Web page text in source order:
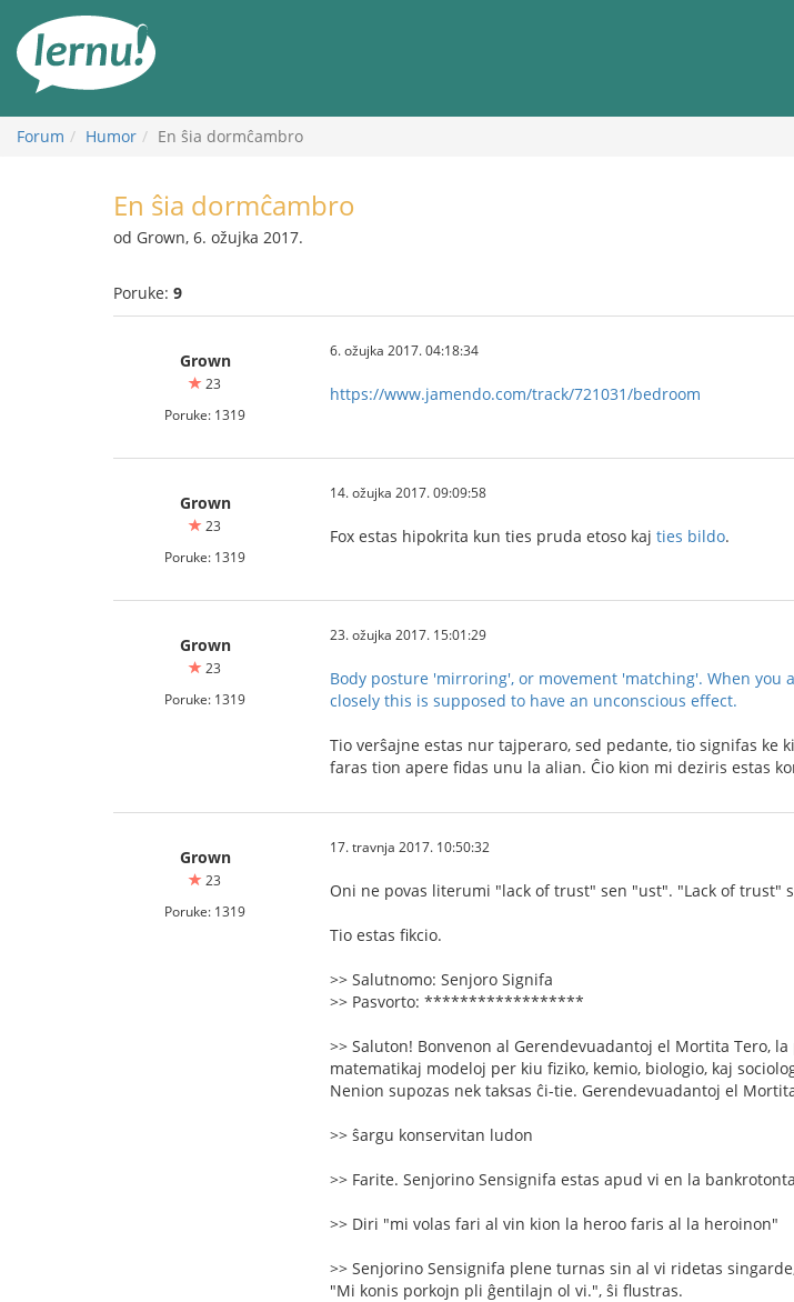
Forum Humor En ŝia dormĉambro
En ŝia dormĉambro
od Grown, 6. ožujka 2017.
Poruke: 9
Grown
23
Poruke: 1319
6. ožujka 2017. 04:18:34
https://www.jamendo.com/track/721031/bedroom
Grown
23
Poruke: 1319
14. ožujka 2017. 09:09:58
Fox estas hipokrita kun ties pruda etoso kaj ties bildo.
Grown
23
Poruke: 1319
23. ožujka 2017. 15:01:29
Body posture 'mirroring', or movement 'matching'. When
closely this is supposed to have an unconscious effect.
Tio verŝajne estas nur tajperaro, sed pedante, tio signifas
faras tion apere fidas unu la alian. Ĉio kion mi deziris estas
Grown
23
Poruke: 1319
17. travnja 2017. 10:50:32
Oni ne povas literumi "lack of trust" sen "ust". "Lack of trust"
Tio estas fikcio.
>> Salutnomo: Senjoro Signifa
>> Pasvorto: ******************
>> Saluton! Bonvenon al Gerendevuadantoj el Mortita Tero,
matematikaj modeloj per kiu fiziko, kemio, biologio, kaj
Nenion supozas nek taksas ĉi-tie. Gerendevuadantoj el
>> ŝargu konservitan ludon
>> Farite. Senjorino Sensignifa estas apud vi en la
>> Diri "mi volas fari al vin kion la heroo faris al la heroinon"
>> Senjorino Sensignifa plene turnas sin al vi ridetas
"Mi konis porkojn pli ĝentilajn ol vi.", ŝi flustras.